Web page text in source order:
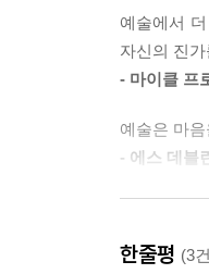
이외에 예
감정을 드
서른한 명
예술가의
나타난다.
예술에서
자신의 진
- 마이클 프
예술은 마
- 에스 데블
- 마이클 페
한줄평 (3